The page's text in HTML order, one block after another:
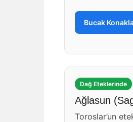
Bucak
Dağ Eteklerinde
Ağlasun
Toroslar’un